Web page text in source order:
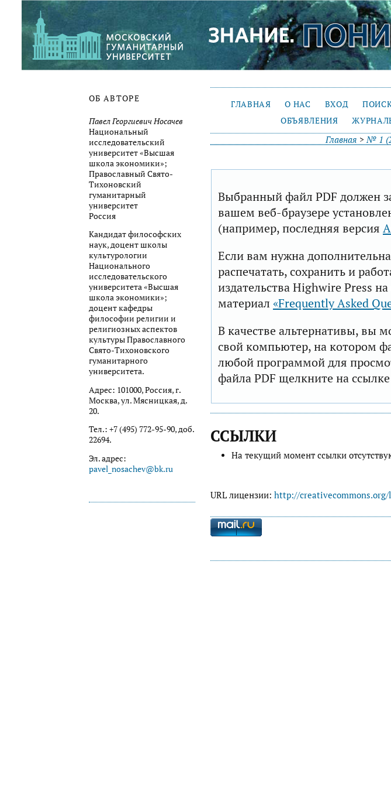
ОБ АВТОРЕ
Павел Георгиевич Носачев
Национальный
исследовательский
университет «Высшая
школа экономики»;
Православный Свято-
Тихоновский
гуманитарный
университет
Россия
Кандидат философских
наук, доцент школы
культурологии
Национального
исследовательского
университета «Высшая
школа экономики»;
доцент кафедры
философии религии и
религиозных аспектов
культуры Православного
Свято-Тихоновского
гуманитарного
университета.
Адрес: 101000, Россия, г.
Москва, ул. Мясницкая, д.
20.
Тел.: +7 (495) 772-95-90, доб.
22694.
Эл. адрес:
pavel_nosachev@bk.ru
ГЛАВНАЯ О НАС ВХОД
ОБЪЯВЛЕНИЯ
Главная >№ 1
Выбранный файл PDF должен
вашем веб-браузере
(например, последняя версия
Если вам нужна
распечатать, сохранить и
издательства Highwire Press
материал «Frequently Asked
В качестве альтернативы, вы
свой компьютер, на котором
любой программой для
файла PDF щелкните на
ССЫЛКИ
На текущий момент ссылки
URL лицензии: http://